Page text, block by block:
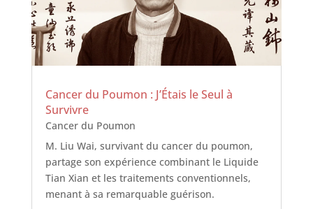
Cancer du Poumon : J’Étais le Seul à
Survivre
Cancer du Poumon
M. Liu Wai, survivant du cancer du poumon,
partage son expérience combinant le Liquide
Tian Xian et les traitements conventionnels,
menant à sa remarquable guérison.